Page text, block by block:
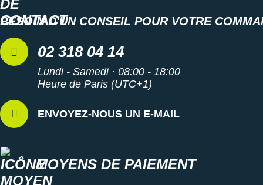
BESOIN D'UN CONSEIL POUR VOTRE
02 318 04 14
Lundi - Samedi · 08:00 - 18:00
Heure de Paris (UTC+1)
ENVOYEZ-NOUS UN E-MAIL
MOYENS DE PAIEMENT